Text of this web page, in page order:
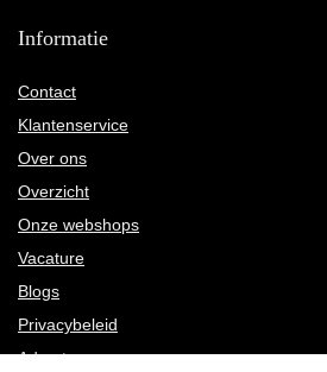
Informatie
Contact
Klantenservice
Over ons
Overzicht
Onze webshops
Vacature
Blogs
Privacybeleid
Adverteren